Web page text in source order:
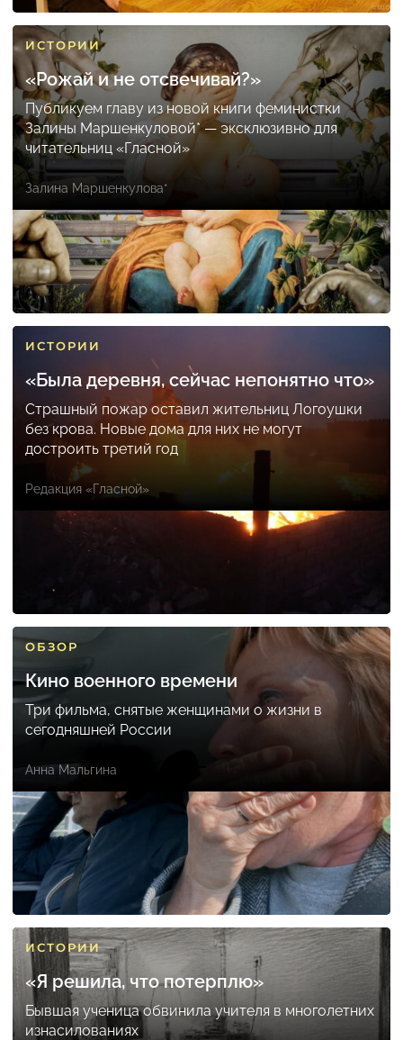
ИСТОРИИ
«Рожай и не отсвечивай?»
Публикуем главу из новой книги феминистки
Залины Маршенкуловой* — эксклюзивно для
читательниц «Гласной»
Залина Маршенкулова*
ИСТОРИИ
«Была деревня, сейчас непонятно что»
Страшный пожар оставил жительниц Логоушки
без крова. Новые дома для них не могут
достроить третий год
Редакция «Гласной»
ОБЗОР
Кино военного времени
Три фильма, снятые женщинами о жизни в
сегодняшней России
Анна Мальгина
ИСТОРИИ
«Я решила, что потерплю»
Бывшая ученица обвинила учителя в многолетних
изнасилованиях